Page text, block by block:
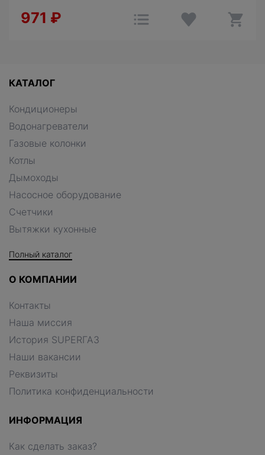
971 ₽
КАТАЛОГ
Кондиционеры
Водонагреватели
Газовые колонки
Котлы
Дымоходы
Насосное оборудование
Счетчики
Вытяжки кухонные
Полный каталог
О КОМПАНИИ
Контакты
Наша миссия
История SUPERГАЗ
Наши вакансии
Реквизиты
Политика конфиденциальности
ИНФОРМАЦИЯ
Как сделать заказ?